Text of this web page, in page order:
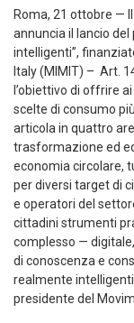
Roma, 21 ottobre — Il
annuncia il lancio
intelligenti”,
Italy (MIMIT) – Art.
l’obiettivo di offrire
scelte di consumo
articola in quattro
trasformazione ed
economia circolare,
per diversi target di
e operatori del
cittadini strumenti
complesso —
di conoscenza e
realmente intelligenti
presidente del